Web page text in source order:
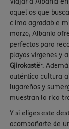
aquellos que
clima agradable
marzo, Albania
perfectas para
playas vírgenes y
Gjirokastër.
auténtica cultura
lugareños y
muestran la rica
Y si eliges este
acompañarte de